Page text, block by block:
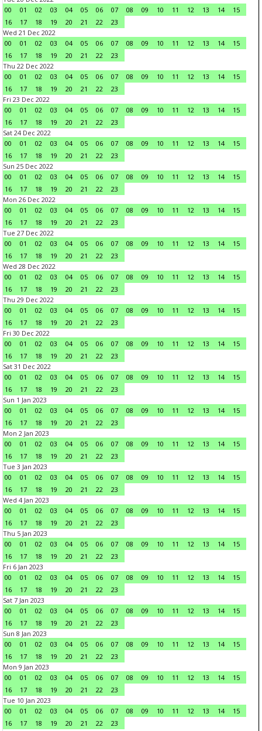
00
01 02 03 04 05 06 07 08 09 10 11 12 13 14
15
16
17 18 19 20 21 22
23
Wed 21 Dec 2022
00
01 02 03 04 05 06 07 08 09 10 11 12 13 14
15
16
17 18 19 20 21 22
23
Thu 22 Dec 2022
00
01 02 03 04 05 06 07 08 09 10 11 12 13 14
15
16
17 18 19 20 21 22
23
Fri 23 Dec 2022
00
01 02 03 04 05 06 07 08 09 10 11 12 13 14
15
16
17 18 19 20 21 22
23
Sat 24 Dec 2022
00
01 02 03 04 05 06 07 08 09 10 11 12 13 14
15
16
17 18 19 20 21 22
23
Sun 25 Dec 2022
00
01 02 03 04 05 06 07 08 09 10 11 12 13 14
15
16
17 18 19 20 21 22
23
Mon 26 Dec 2022
00
01 02 03 04 05 06 07 08 09 10 11 12 13 14
15
16
17 18 19 20 21 22
23
Tue 27 Dec 2022
00
01 02 03 04 05 06 07 08 09 10 11 12 13 14
15
16
17 18 19 20 21 22
23
Wed 28 Dec 2022
00
01 02 03 04 05 06 07 08 09 10 11 12 13 14
15
16
17 18 19 20 21 22
23
Thu 29 Dec 2022
00
01 02 03 04 05 06 07 08 09 10 11 12 13 14
15
16
17 18 19 20 21 22
23
Fri 30 Dec 2022
00
01 02 03 04 05 06 07 08 09 10 11 12 13 14
15
16
17 18 19 20 21 22
23
Sat 31 Dec 2022
00
01 02 03 04 05 06 07 08 09 10 11 12 13 14
15
16
17 18 19 20 21 22
23
Sun 1 Jan 2023
00
01 02 03 04 05 06 07 08 09 10 11 12 13 14
15
16
17 18 19 20 21 22
23
Mon 2 Jan 2023
00
01 02 03 04 05 06 07 08 09 10 11 12 13 14
15
16
17 18 19 20 21 22
23
Tue 3 Jan 2023
00
01 02 03 04 05 06 07 08 09 10 11 12 13 14
15
16
17 18 19 20 21 22
23
Wed 4 Jan 2023
00
01 02 03 04 05 06 07 08 09 10 11 12 13 14
15
16
17 18 19 20 21 22
23
Thu 5 Jan 2023
00
01 02 03 04 05 06 07 08 09 10 11 12 13 14
15
16
17 18 19 20 21 22
23
Fri 6 Jan 2023
00
01 02 03 04 05 06 07 08 09 10 11 12 13 14
15
16
17 18 19 20 21 22
23
Sat 7 Jan 2023
00
01 02 03 04 05 06 07 08 09 10 11 12 13 14
15
16
17 18 19 20 21 22
23
Sun 8 Jan 2023
00
01 02 03 04 05 06 07 08 09 10 11 12 13 14
15
16
17 18 19 20 21 22
23
Mon 9 Jan 2023
00
01 02 03 04 05 06 07 08 09 10 11 12 13 14
15
16
17 18 19 20 21 22
23
Tue 10 Jan 2023
00
01 02 03 04 05 06 07 08 09 10 11 12 13 14
15
16
17 18 19 20 21 22
23